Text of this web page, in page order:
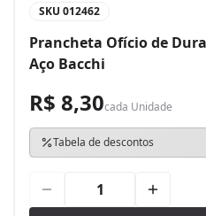
SKU 012462
Prancheta Ofício de
Aço Bacchi
R$ 8,30cada Unidade
Tabela de descontos